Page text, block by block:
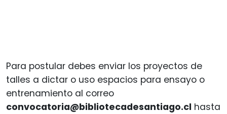
Para postular debes enviar los proyectos de
talles a dictar o uso espacios para ensayo o
entrenamiento al correo
convocatoria@bibliotecadesantiago.cl hasta